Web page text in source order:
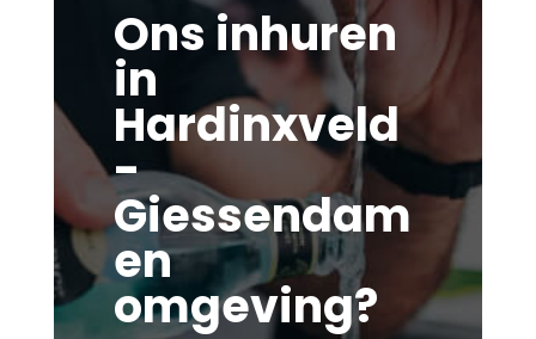
Ons inhuren
in
Hardinxveld
-
Giessendam
en
omgeving?